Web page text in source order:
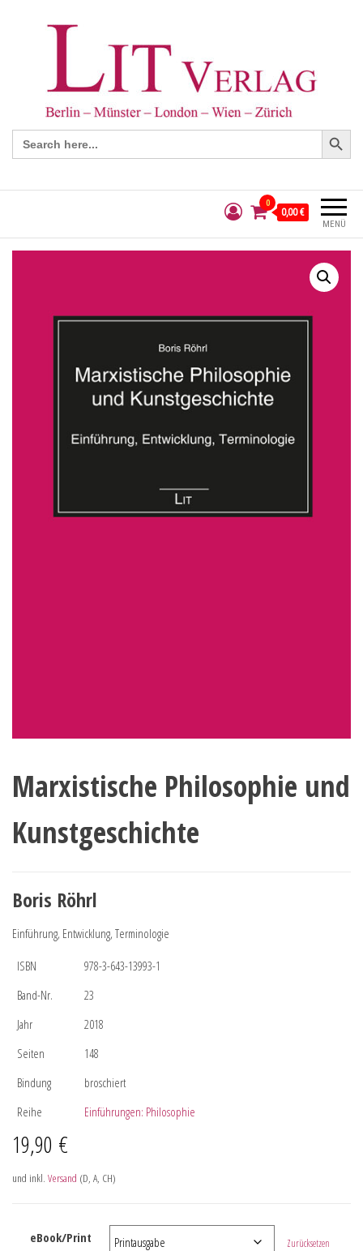
Search
for:
Search Button
MENÜ
0
0,00 €
Marxistische Philosophie und
Kunstgeschichte
Boris Röhrl
Einführung, Entwicklung, Terminologie
ISBN
978-3-643-13993-1
Band-Nr.
23
Jahr
2018
Seiten
148
Bindung
broschiert
Reihe
Einführungen: Philosophie
19,90 €
und inkl. Versand (D, A, CH)
eBook/Print Zurücksetzen